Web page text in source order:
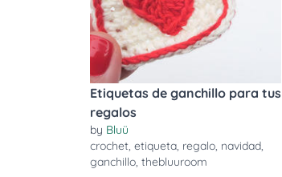
Etiquetas de ganchillo para tus
regalos
by Bluü
crochet, etiqueta, regalo, navidad,
ganchillo, thebluuroom